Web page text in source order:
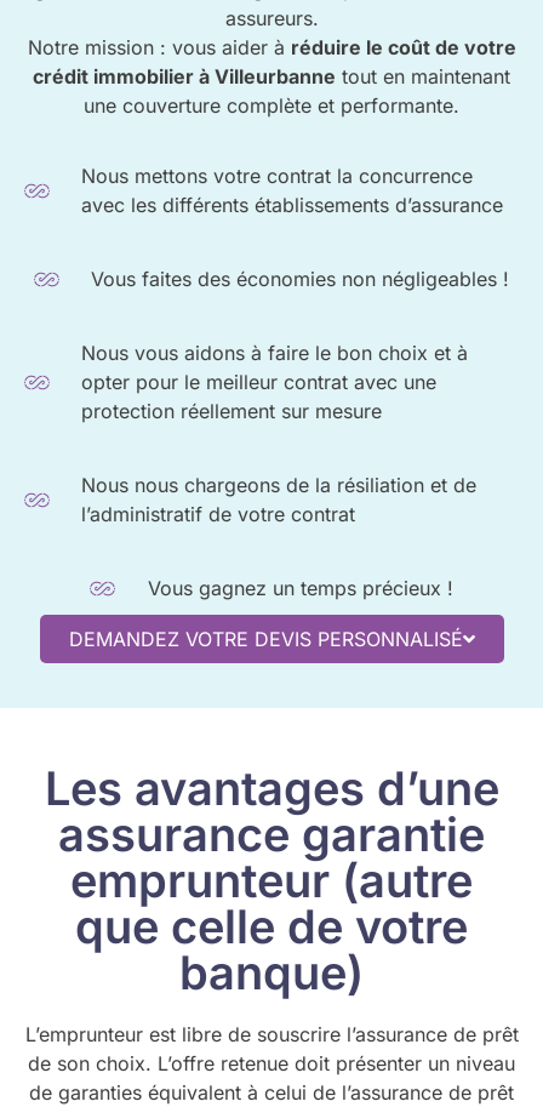
assureurs.
Notre mission : vous aider à réduire le coût de votre
crédit immobilier à Villeurbanne tout en maintenant
une couverture complète et performante.
Nous mettons votre contrat la concurrence
avec les différents établissements d’assurance
Vous faites des économies non négligeables !
Nous vous aidons à faire le bon choix et à
opter pour le meilleur contrat avec une
protection réellement sur mesure
Nous nous chargeons de la résiliation et de
l’administratif de votre contrat
Vous gagnez un temps précieux !
DEMANDEZ VOTRE DEVIS PERSONNALISÉ
Les avantages d’une
assurance garantie
emprunteur (autre
que celle de votre
banque)
L’emprunteur est libre de souscrire l’assurance de prêt
de son choix. L’offre retenue doit présenter un niveau
de garanties équivalent à celui de l’assurance de prêt